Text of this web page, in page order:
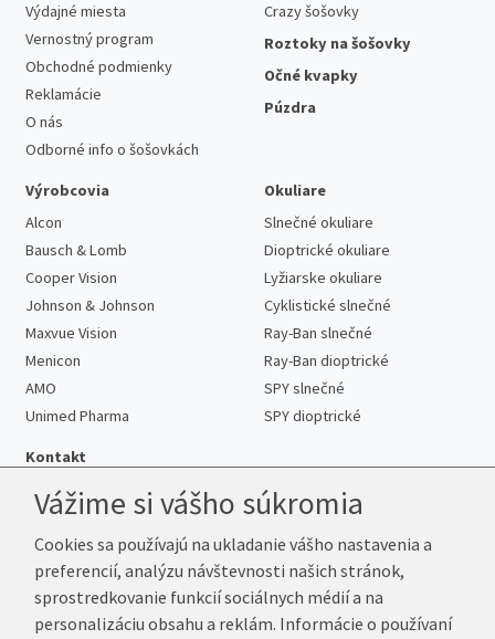
Výdajné miesta
Vernostný program
Obchodné podmienky
Reklamácie
O nás
Odborné info o šošovkách
Crazy šošovky
Roztoky na šošovky
Očné kvapky
Púzdra
Výrobcovia
Alcon
Bausch & Lomb
Cooper Vision
Johnson & Johnson
Maxvue Vision
Menicon
AMO
Unimed Pharma
Okuliare
Slnečné okuliare
Dioptrické okuliare
Lyžiarske okuliare
Cyklistické slnečné
Ray-Ban slnečné
Ray-Ban dioptrické
SPY slnečné
SPY dioptrické
Kontakt
Telefón:+421 222 205 863
E-mail:info@kup-sosovky.sk
Reklamačná adresa
Vážime si vášho súkromia
Cookies sa používajú na ukladanie vášho nastavenia a
preferencií, analýzu návštevnosti našich stránok,
sprostredkovanie funkcií sociálnych médií a na
personalizáciu obsahu a reklám. Informácie o používaní